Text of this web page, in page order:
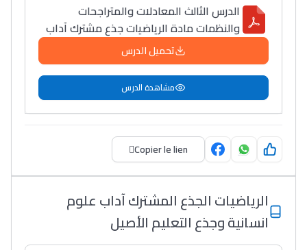
الدرس الثالث المعادلات والمتراجحات
والنظمات مادة الرياضيات جذع مشترك آداب
تحميل الدرس
مشاهدة الدرس
Copier le lien
الرياضيات الجذع المشترك آداب علوم
انسانية وجذع التعليم الأصيل